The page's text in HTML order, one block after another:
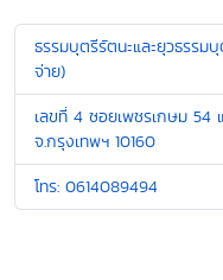
ธรรมบุตรีรัตนะและยุวธรร
จ่าย)
เลขที่ 4 ซอยเพชรเกษม 54
จ.กรุงเทพฯ 10160
โทร: 0614089494